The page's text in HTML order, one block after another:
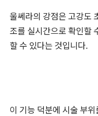
울쎄라의 강점은 고강도
조를 실시간으로 확인할
할 수 있다는 것입니다.
이 기능 덕분에 시술 부